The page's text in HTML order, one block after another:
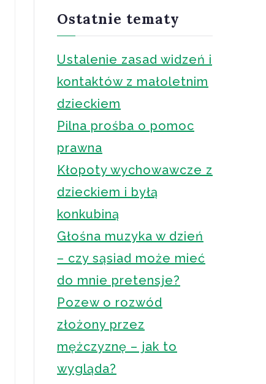
Ostatnie tematy
Ustalenie zasad widzeń i
kontaktów z małoletnim
dzieckiem
Pilna prośba o pomoc
prawna
Kłopoty wychowawcze z
dzieckiem i byłą
konkubiną
Głośna muzyka w dzień
– czy sąsiad może mieć
do mnie pretensje?
Pozew o rozwód
złożony przez
mężczyznę – jak to
wygląda?